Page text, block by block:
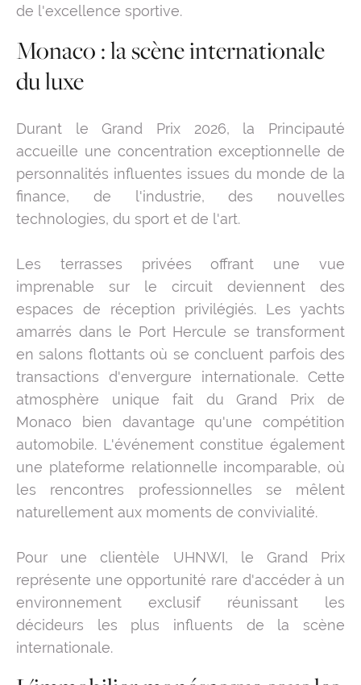
de l'excellence sportive.
Monaco : la scène internationale
du luxe
Durant le Grand Prix 2026, la Principauté
accueille une concentration exceptionnelle de
personnalités influentes issues du monde de la
finance, de l'industrie, des nouvelles
technologies, du sport et de l'art.
Les terrasses privées offrant une vue
imprenable sur le circuit deviennent des
espaces de réception privilégiés. Les yachts
amarrés dans le Port Hercule se transforment
en salons flottants où se concluent parfois des
transactions d'envergure internationale. Cette
atmosphère unique fait du Grand Prix de
Monaco bien davantage qu'une compétition
automobile. L'événement constitue également
une plateforme relationnelle incomparable, où
les rencontres professionnelles se mêlent
naturellement aux moments de convivialité.
Pour une clientèle UHNWI, le Grand Prix
représente une opportunité rare d'accéder à un
environnement exclusif réunissant les
décideurs les plus influents de la scène
internationale.